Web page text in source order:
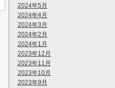
2024年5月
2024年4月
2024年3月
2024年2月
2024年1月
2023年12月
2023年11月
2023年10月
2023年9月